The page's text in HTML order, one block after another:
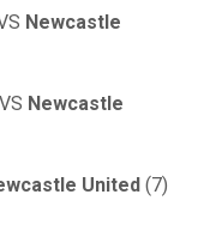
Newcastle
Newcastle
United (7)